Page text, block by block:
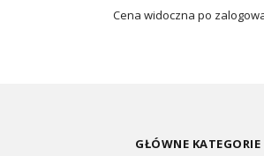
Cena widoczna po
GŁÓWNE KATEGORIE